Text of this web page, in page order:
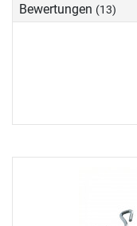
Bewertungen (13)